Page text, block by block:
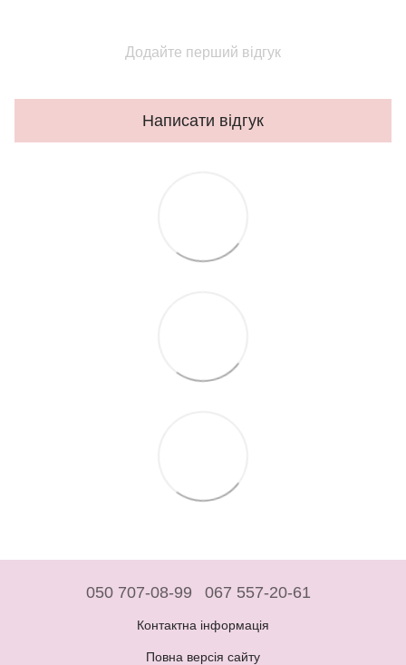
Додайте перший відгук
Написати відгук
050 707-08-99 067 557-20-61
Контактна інформація
Повна версія сайту